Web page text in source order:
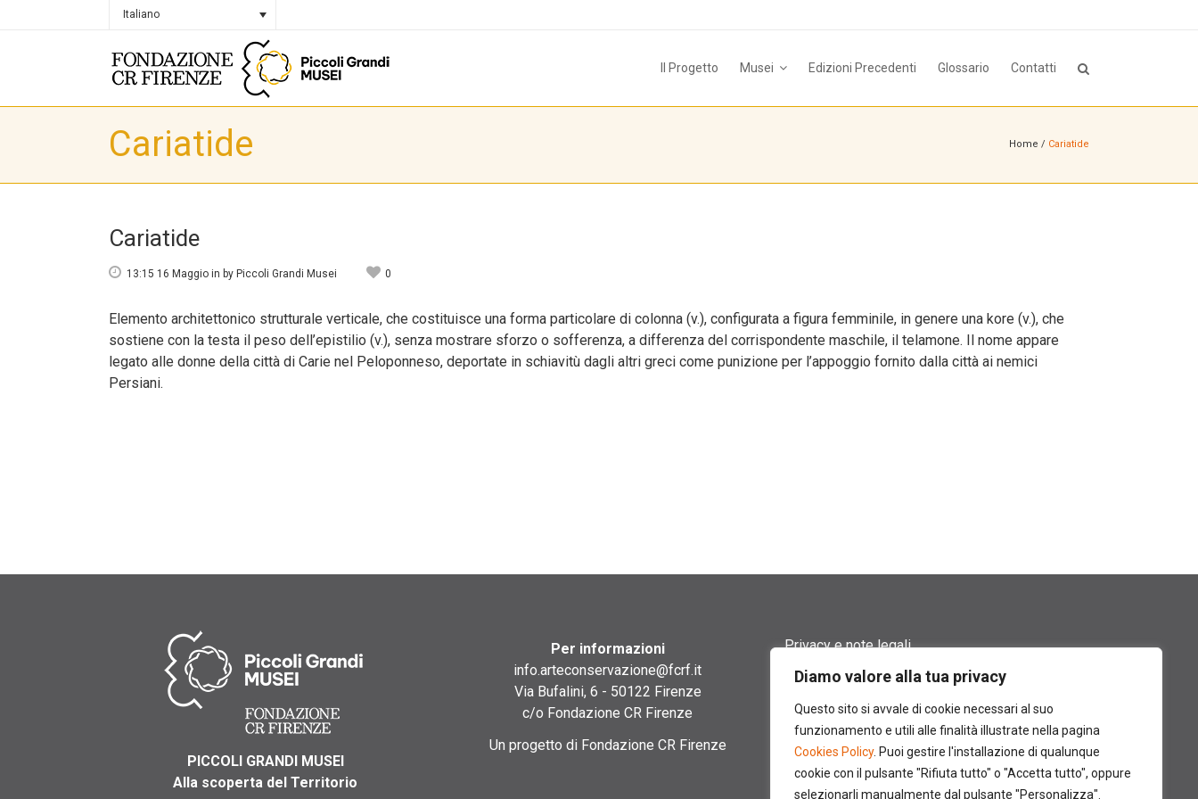
Diamo valore alla tua privacy
Questo sito si avvale di cookie necessari al suo
funzionamento e utili alle finalità illustrate nella pagina
Cookies Policy. Puoi gestire l'installazione di qualunque
cookie con il pulsante "Rifiuta tutto" o "Accetta tutto", oppure
selezionarli manualmente dal pulsante "Personalizza".
Italiano
Il Progetto Musei Edizioni Precedenti Glossario Contatti
Cariatide Home / Cariatide
Cariatide
13:15 16 Maggio in by Piccoli Grandi Musei 0
Elemento architettonico strutturale verticale, che costituisce una forma particolare di colonna (v.), configurata a figura femminile, in genere una kore (v.), che
sostiene con la testa il peso dell’epistilio (v.), senza mostrare sforzo o sofferenza, a differenza del corrispondente maschile, il telamone. Il nome appare
legato alle donne della città di Carie nel Peloponneso, deportate in schiavitù dagli altri greci come punizione per l’appoggio fornito dalla città ai nemici
Persiani.
PICCOLI GRANDI MUSEI
Alla scoperta del Territorio
Per informazioni
info.arteconservazione@fcrf.it
Via Bufalini, 6 - 50122 Firenze
c/o Fondazione CR Firenze
Un progetto di Fondazione CR Firenze
Privacy e note legali
Termini di utilizzo
Cookie policy
Contatti